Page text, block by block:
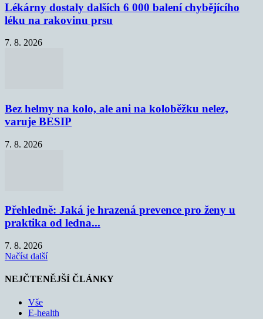
Lékárny dostaly dalších 6 000 balení chybějícího
léku na rakovinu prsu
7. 8. 2026
Bez helmy na kolo, ale ani na koloběžku nelez,
varuje BESIP
7. 8. 2026
Přehledně: Jaká je hrazená prevence pro ženy u
praktika od ledna...
7. 8. 2026
Načíst další
NEJČTENĚJŠÍ ČLÁNKY
Vše
E-health